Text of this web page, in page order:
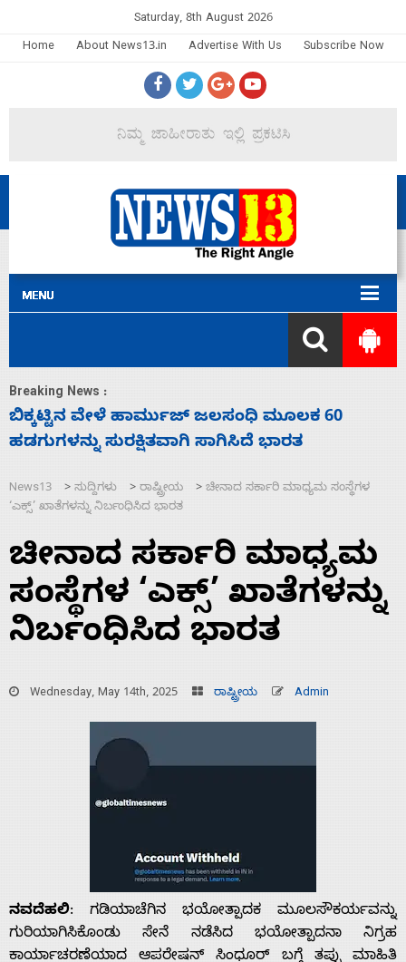
Saturday, 8th August 2026
Home
About News13.in Advertise With Us Subscribe Now
Breaking News :
ನಾಗೇಂದ್ರ ರಾಜೀನಾಮೆ ಕೊಡದಿದ್ದರೆ ಸದನ ನಡೆಸಲು
ಬಿಡೆವು: ಛಲವಾದಿ ನಾರಾಯಣಸ್ವಾಮಿ
News13 > ಸುದ್ದಿಗಳು > ರಾಷ್ಟ್ರೀಯ > ಚೀನಾದ ಸರ್ಕಾರಿ ಮಾಧ್ಯಮ ಸಂಸ್ಥೆಗಳ
‘ಎಕ್ಸ್’ ಖಾತೆಗಳನ್ನು ನಿರ್ಬಂಧಿಸಿದ ಭಾರತ
ಚೀನಾದ ಸರ್ಕಾರಿ ಮಾಧ್ಯಮ
ಸಂಸ್ಥೆಗಳ ‘ಎಕ್ಸ್’ ಖಾತೆಗಳನ್ನು
ನಿರ್ಬಂಧಿಸಿದ ಭಾರತ
Wednesday, May 14th, 2025 ರಾಷ್ಟ್ರೀಯ Admin
ನವದೆಹಲಿ: ಗಡಿಯಾಚೆಗಿನ ಭಯೋತ್ಪಾದಕ ಮೂಲಸೌಕರ್ಯವನ್ನು
ಗುರಿಯಾಗಿಸಿಕೊಂಡು ಸೇನೆ ನಡೆಸಿದ ಭಯೋತ್ಪಾದನಾ ನಿಗ್ರಹ
ಕಾರ್ಯಾಚರಣೆಯಾದ ಆಪರೇಷನ್ ಸಿಂಧೂರ್ ಬಗ್ಗೆ ತಪ್ಪು ಮಾಹಿತಿ